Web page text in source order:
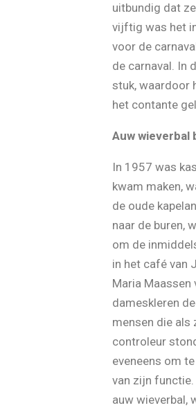
uitbundig dat
vijftig was het
voor de
de carnaval. In
stuk, waardoor
het contante
Auw wieverbal
In 1957 was
kwam maken,
de oude
naar de buren,
om de
in het café van
Maria
dameskleren
mensen die als
controleur
eveneens om
van zijn
auw wieverbal,